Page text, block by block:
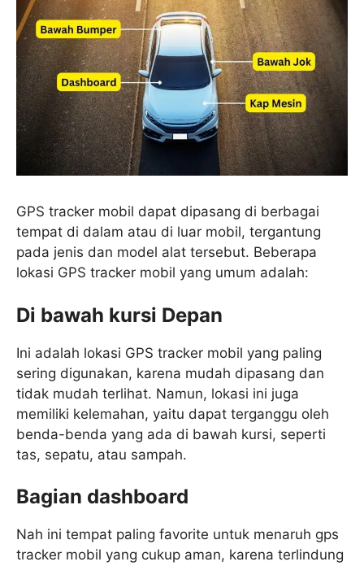
GPS tracker mobil dapat dipasang di berbagai
tempat di dalam atau di luar mobil, tergantung
pada jenis dan model alat tersebut. Beberapa
lokasi GPS tracker mobil yang umum adalah:
Di bawah kursi Depan
Ini adalah lokasi GPS tracker mobil yang paling
sering digunakan, karena mudah dipasang dan
tidak mudah terlihat. Namun, lokasi ini juga
memiliki kelemahan, yaitu dapat terganggu oleh
benda-benda yang ada di bawah kursi, seperti
tas, sepatu, atau sampah.
Bagian dashboard
Nah ini tempat paling favorite untuk menaruh gps
tracker mobil yang cukup aman, karena terlindung